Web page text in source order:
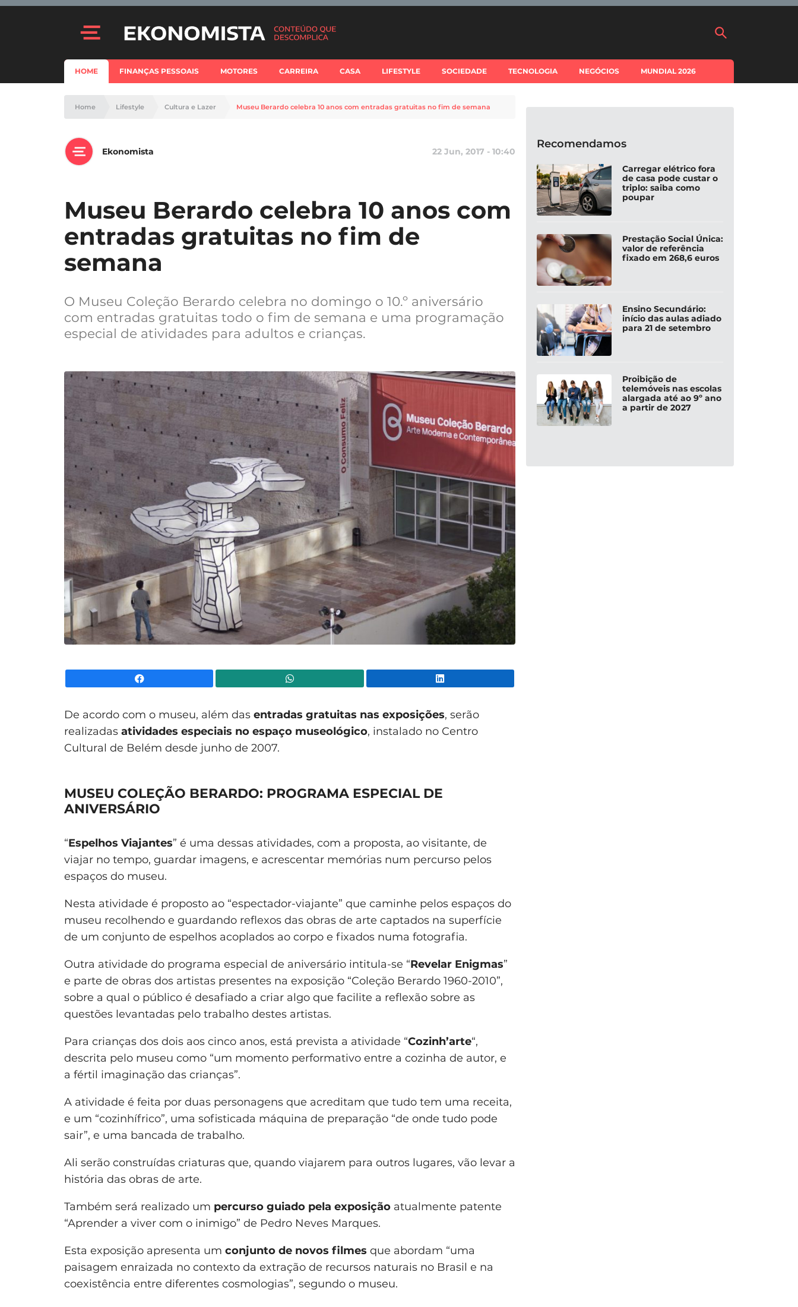
HOME FINANÇAS PESSOAIS MOTORES CARREIRA CASA LIFESTYLE SOCIEDADE TECNOLOGIA NEGÓCIOS MUNDIAL 2026
Home Lifestyle Cultura e Lazer Museu Berardo celebra 10 anos com entradas gratuitas no fim de semana
Ekonomista 22 Jun, 2017 - 10:40
Museu Berardo celebra 10 anos com
entradas gratuitas no fim de
semana
O Museu Coleção Berardo celebra no domingo o 10.º aniversário
com entradas gratuitas todo o fim de semana e uma programação
especial de atividades para adultos e crianças.
De acordo com o museu, além das entradas gratuitas nas exposições, serão
realizadas atividades especiais no espaço museológico, instalado no Centro
Cultural de Belém desde junho de 2007.
MUSEU COLEÇÃO BERARDO: PROGRAMA ESPECIAL DE
ANIVERSÁRIO
“Espelhos Viajantes” é uma dessas atividades, com a proposta, ao visitante, de
viajar no tempo, guardar imagens, e acrescentar memórias num percurso pelos
espaços do museu.
Nesta atividade é proposto ao “espectador-viajante” que caminhe pelos espaços do
museu recolhendo e guardando reflexos das obras de arte captados na superfície
de um conjunto de espelhos acoplados ao corpo e fixados numa fotografia.
Outra atividade do programa especial de aniversário intitula-se “Revelar Enigmas”
e parte de obras dos artistas presentes na exposição “Coleção Berardo 1960-2010”,
sobre a qual o público é desafiado a criar algo que facilite a reflexão sobre as
questões levantadas pelo trabalho destes artistas.
Para crianças dos dois aos cinco anos, está prevista a atividade “Cozinh’arte“,
descrita pelo museu como “um momento performativo entre a cozinha de autor, e
a fértil imaginação das crianças”.
A atividade é feita por duas personagens que acreditam que tudo tem uma receita,
e um “cozinhífrico”, uma sofisticada máquina de preparação “de onde tudo pode
sair”, e uma bancada de trabalho.
Ali serão construídas criaturas que, quando viajarem para outros lugares, vão levar a
história das obras de arte.
Também será realizado um percurso guiado pela exposição atualmente patente
“Aprender a viver com o inimigo” de Pedro Neves Marques.
Esta exposição apresenta um conjunto de novos filmes que abordam “uma
paisagem enraizada no contexto da extração de recursos naturais no Brasil e na
coexistência entre diferentes cosmologias”, segundo o museu.
Recomendamos
Carregar elétrico fora
de casa pode custar o
triplo: saiba como
poupar
Prestação Social Única:
valor de referência
fixado em 268,6 euros
Ensino Secundário:
início das aulas adiado
para 21 de setembro
Proibição de
telemóveis nas escolas
alargada até ao 9º ano
a partir de 2027